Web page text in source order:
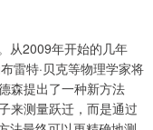
从2009年开始的几年
雷特·贝克等物理学家将
森提出了一种新方法
来测量跃迁，而是通过